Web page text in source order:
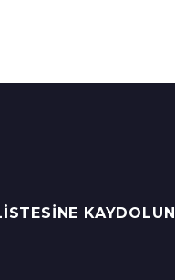
KAYDOLUN